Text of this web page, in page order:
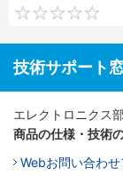
技術サポート
エレクトロニクス
商品の仕様・技術
Webお問い合わ